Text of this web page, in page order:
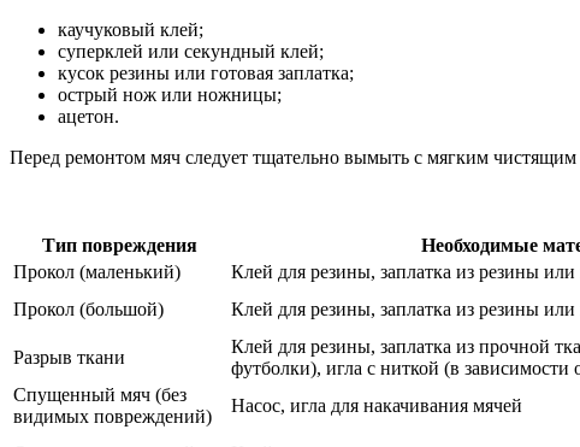
каучуковый клей;
суперклей или секундный клей;
кусок резины или готовая заплатка;
острый нож или ножницы;
ацетон.
Перед ремонтом мяч следует тщательно вымыть с мягким
Тип повреждения Необходимые
Прокол (маленький)
Клей для резины, заплатка из резины
Прокол (большой)
Клей для резины, заплатка из резины
Разрыв ткани
Клей для резины, заплатка из прочной
футболки), игла с ниткой (в зависимости
Спущенный мяч (без
видимых повреждений)
Насос, игла для накачивания мячей